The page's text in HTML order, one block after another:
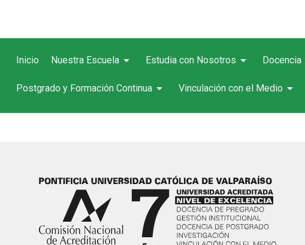
Inicio Nuestra Escuela arrow_drop_down Estudia con Nosotros arrow_drop_down Docencia
Postgrado y Formación Continua arrow_drop_down Vinculación con el Medio arrow_drop_down